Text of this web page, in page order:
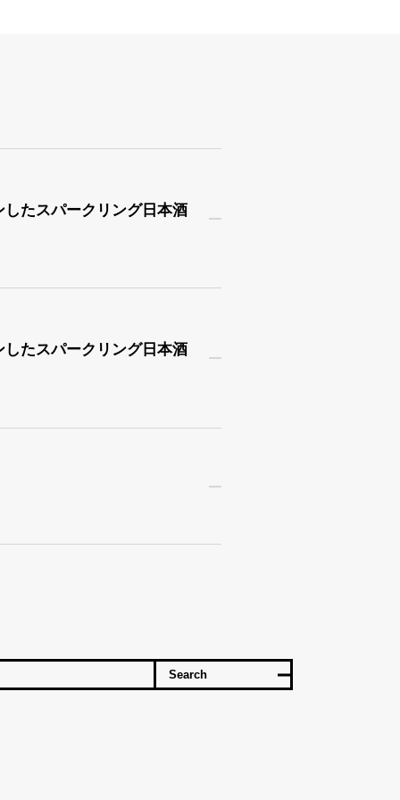
たスパークリング日本酒
たスパークリング日本酒